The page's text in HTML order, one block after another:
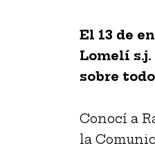
El 13 de
Lomelí
sobre
Conocí a
la